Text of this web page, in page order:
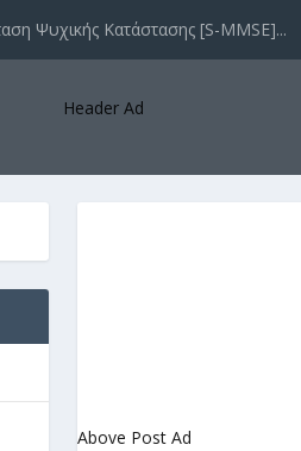
Ψυχικής Κατάστασης [S-MMSE]...
Header Ad
Above Post Ad